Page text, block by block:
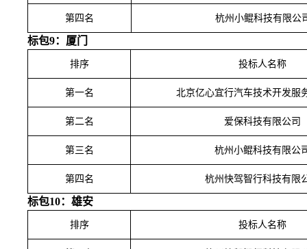
第四名 杭州小鲲科技有限公
标包9：厦门
排序 投标人名称
第一名 北京亿心宜行汽车技术开发服
第二名 爱保科技有限公司
第三名 杭州小鲲科技有限公
第四名 杭州快驾智行科技有限
标包10：雄安
排序 投标人名称